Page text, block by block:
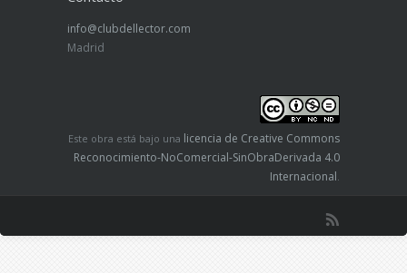
info@clubdellector.com
Madrid
Este obra está bajo una licencia de Creative Commons
Reconocimiento-NoComercial-SinObraDerivada 4.0
Internacional